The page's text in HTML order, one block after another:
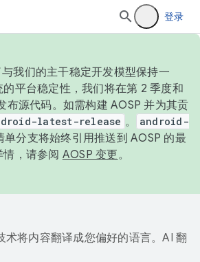
登录
我们的主干稳定开发模型保持一
平台稳定性，我们将在第 2 季度和
布源代码。如需构建 AOSP 并为其贡
latest-release 。
android-
单分支将始终引用推送到 AOSP 的最
，请参阅 AOSP 变更。
将内容翻译成您偏好的语言。AI 翻